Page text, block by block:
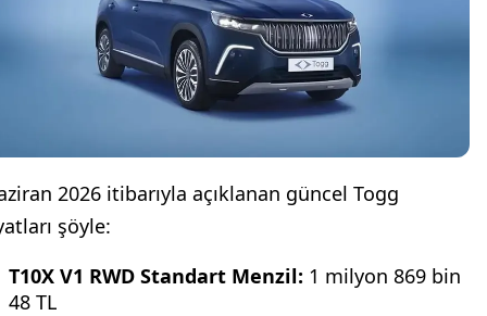
2026 itibarıyla açıklanan güncel Togg
şöyle:
T10X V1 RWD Standart Menzil: 1 milyon 869 bin
48 TL